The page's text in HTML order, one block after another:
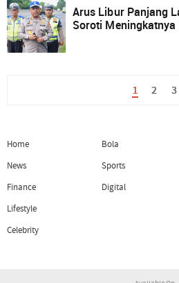
Arus Libur Panjang
Soroti
1 2 3
Home
News
Finance
Lifestyle
Celebrity
Bola
Sports
Digital